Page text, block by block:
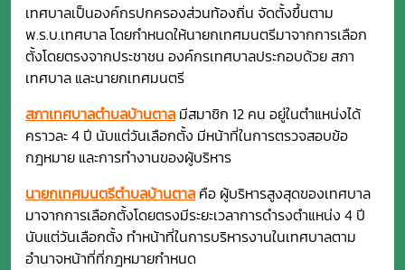
เทศบาลเป็นองค์กรปกครองส่วนท้องถิ่น จัดตั้งขึ้นตาม
พ.ร.บ.เทศบาล โดยกำหนดให้นายกเทศมนตรีมาจากการเลือก
ตั้งโดยตรงจากประชาชน องค์กรเทศบาลประกอบด้วย สภา
เทศบาล และนายกเทศมนตรี
สภาเทศบาลตำบลบ้านตาล มีสมาชิก 12 คน อยู่ในตำแหน่งได้
คราวละ 4 ปี นับแต่วันเลือกตั้ง มีหน้าที่ในการตรวจสอบข้อ
กฎหมาย และการทำงานของผู้บริหาร
นายกเทศมนตรีตำบลบ้านตาล คือ ผู้บริหารสูงสุดของเทศบาล
มาจากการเลือกตั้งโดยตรงมีระยะเวลาการดำรงตำแหน่ง 4 ปี
นับแต่วันเลือกตั้ง ทำหน้าที่ในการบริหารงานในเทศบาลตาม
อำนาจหน้าที่ที่กฎหมายกำหนด